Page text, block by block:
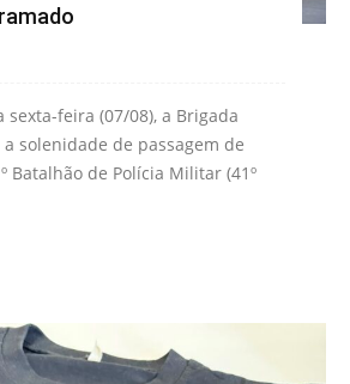
sexta-feira (07/08), a Brigada
solenidade de passagem de
Batalhão de Polícia Militar (41º